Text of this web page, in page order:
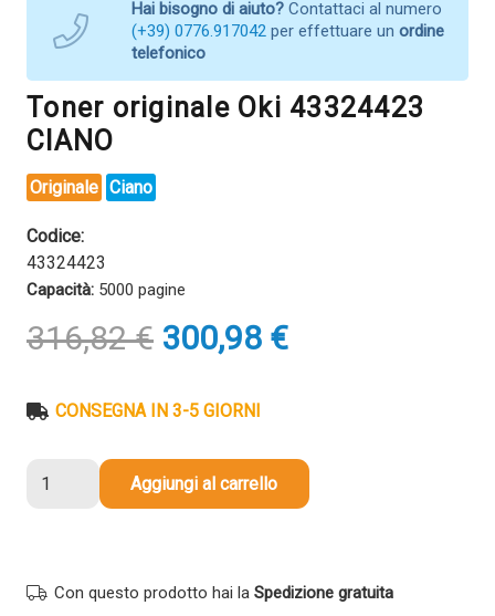
Hai bisogno di aiuto? Contattaci al numero
(+39) 0776.917042 per effettuare un ordine
telefonico
Toner originale Oki 43324423
CIANO
Originale Ciano
Codice:
43324423
Capacità: 5000 pagine
316,82€ Il
prezzo
era:
300,98 €Il
prezzo
CONSEGNA IN 3-5 GIORNI
quantità
Aggiungi al carrello
Con questo prodotto hai la Spedizione gratuita